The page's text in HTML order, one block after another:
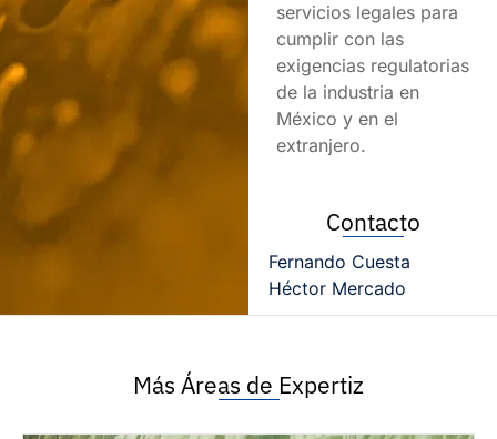
servicios legales para
cumplir con las
exigencias regulatorias
de la industria en
México y en el
extranjero.
Contacto
Fernando Cuesta
Héctor Mercado
Más Áreas de Expertiz